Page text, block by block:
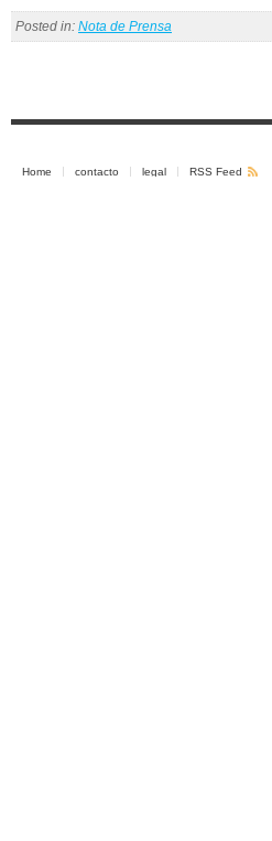
Posted in: Nota de Prensa
Home contacto legal RSS Feed